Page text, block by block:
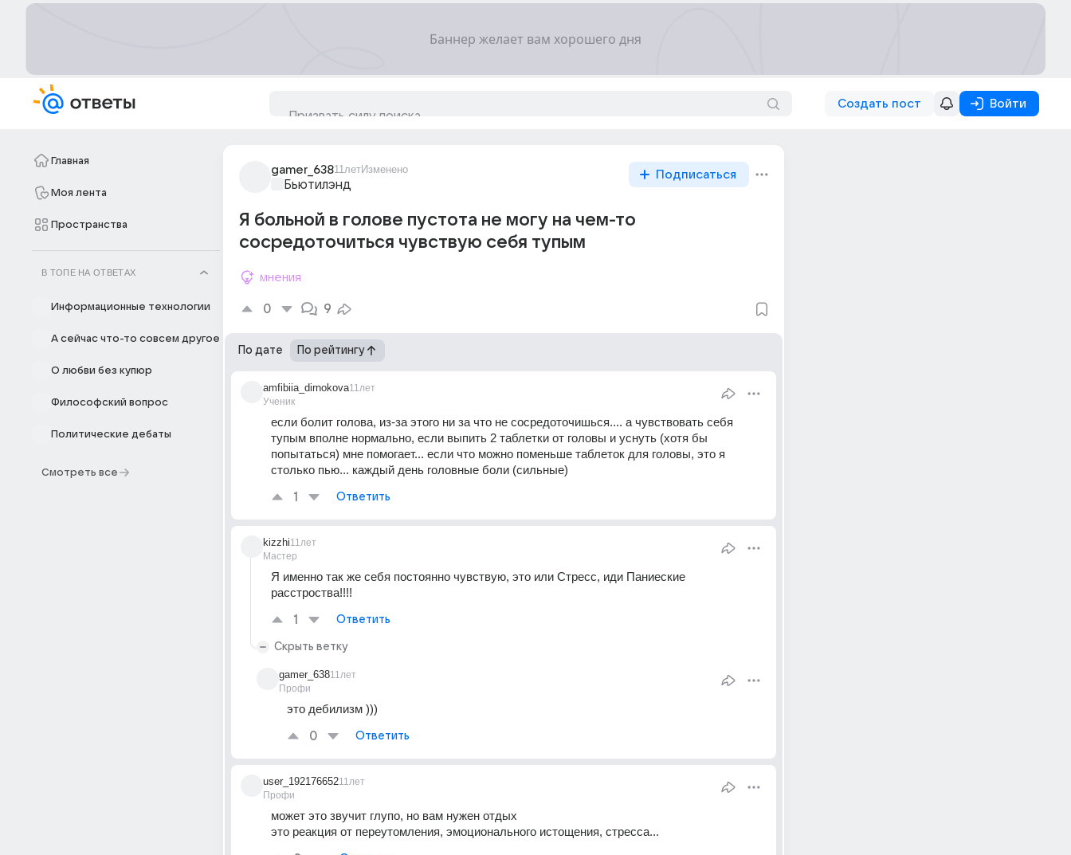
Создать пост Войти
Главная
Моя лента
Пространства
В ТОПЕ НА ОТВЕТАХ
Информационные технологии
А сейчас что-то совсем другое
О любви без купюр
Философский вопрос
Политические дебаты
Смотреть все
gamer_63811летИзменено
Бьютилэнд
Подписаться
Я больной в голове пустота не могу на чем-то
сосредоточиться чувствую себя тупым
мнения
0 9
По дате По рейтингу
amfibiia_dirnokova
Ученик
11лет
если болит голова, из-за этого ни за что не сосредоточишься.... а чувствовать себя
тупым вполне нормально, если выпить 2 таблетки от головы и уснуть (хотя бы
попытаться) мне помогает... если что можно поменьше таблеток для головы, это я
столько пью... каждый день головные боли (сильные)
1 Ответить
kizzhi
Мастер
11лет
Я именно так же себя постоянно чувствую, это или Стресс, иди Паниеские
расстроства!!!!
1 Ответить
Скрыть ветку
gamer_638
Профи
11лет
это дебилизм )))
0 Ответить
user_192176652
Профи
11лет
может это звучит глупо, но вам нужен отдых
это реакция от переутомления, эмоционального истощения, стресса...